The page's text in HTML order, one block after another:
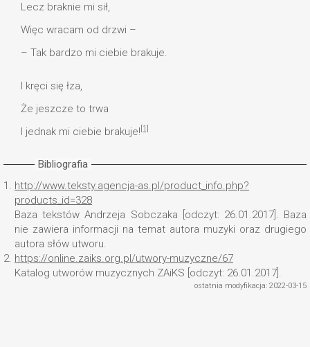
Lecz braknie mi sił,
Więc wracam od drzwi –
– Tak bardzo mi ciebie brakuje.
I kręci się łza,
Że jeszcze to trwa
I jednak mi ciebie brakuje! [1]
Bibliografia
1. http://www.teksty.agencja-as.pl/product_info.php?
products_id=328
Baza tekstów Andrzeja Sobczaka [odczyt: 26.01.2017]. Baza
nie zawiera informacji na temat autora muzyki oraz drugiego
autora słów utworu.
2. https://online.zaiks.org.pl/utwory-muzyczne/67
Katalog utworów muzycznych ZAiKS [odczyt: 26.01.2017].
ostatnia modyfikacja: 2022-03-15